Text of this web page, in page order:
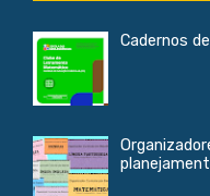
Cadernos